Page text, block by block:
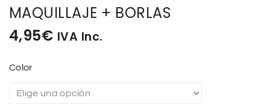
MAQUILLAJE + BORLAS
4,95€ IVA Inc.
Color